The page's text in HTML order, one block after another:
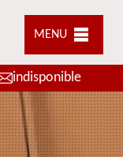
MENU
indisponible